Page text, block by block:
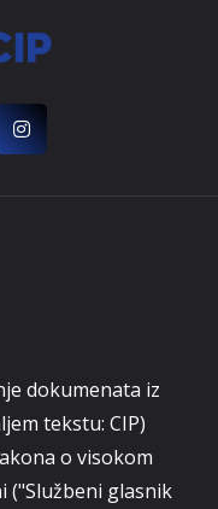
dokumenata iz
tekstu: CIP)
o visokom
("Službeni glasnik